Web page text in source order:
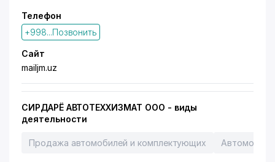
Телефон
+998...Позвонить
Сайт
mailjm.uz
СИРДАРЁ АВТОТЕХХИЗМАТ ООО - виды
деятельности
Продажа автомобилей и комплектующих Автомойки